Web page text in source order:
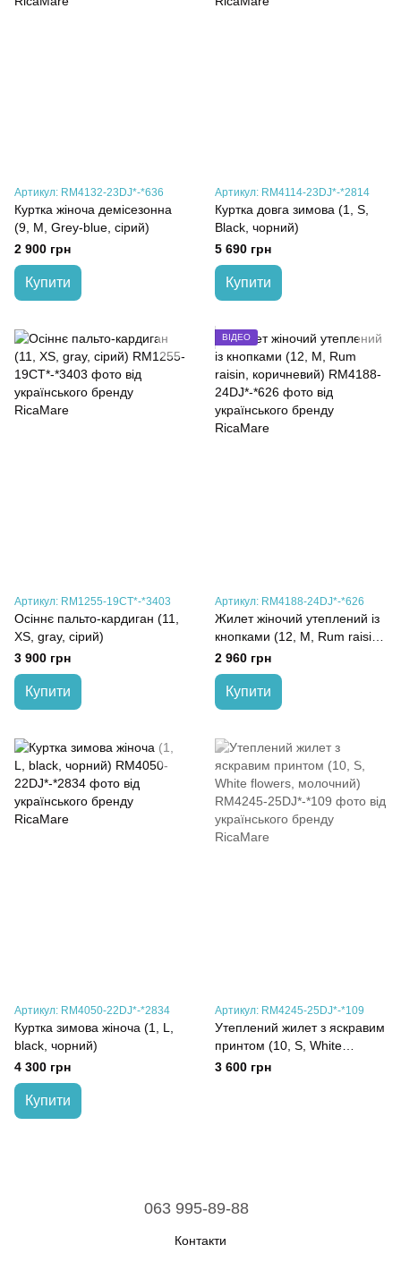
Артикул: RM4132-23DJ*-*636
Куртка жіноча демісезонна
(9, M, Grey-blue, сірий)
2 900 грн
Купити
Артикул: RM4114-23DJ*-*2814
Куртка довга зимова (1, S,
Black, чорний)
5 690 грн
Купити
Артикул: RM1255-19CT*-*3403
Осіннє пальто-кардиган (11,
XS, gray, сірий)
3 900 грн
Купити
ВІДЕО
Артикул: RM4188-24DJ*-*626
Жилет жіночий утеплений із
кнопками (12, M, Rum raisin,
коричневий)
2 960 грн
Купити
Артикул: RM4050-22DJ*-*2834
Куртка зимова жіноча (1, L,
black, чорний)
4 300 грн
Купити
Артикул: RM4245-25DJ*-*109
Утеплений жилет з яскравим
принтом (10, S, White
flowers, молочний)
3 600 грн
063 995-89-88
Контакти